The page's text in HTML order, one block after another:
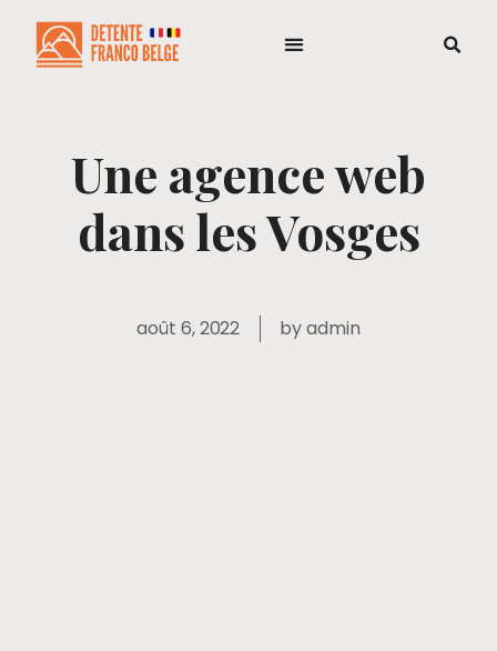
Une agence web
dans les Vosges
août 6, 2022 byadmin